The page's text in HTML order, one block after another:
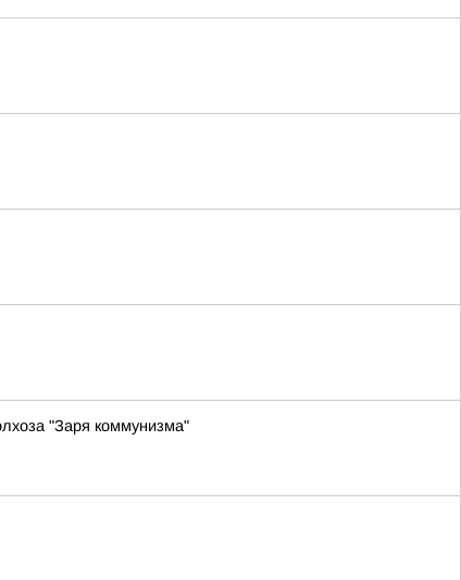
"Заря коммунизма"